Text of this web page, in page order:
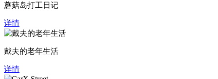
蘑菇岛打工日记
详情
戴夫的老年生活
详情